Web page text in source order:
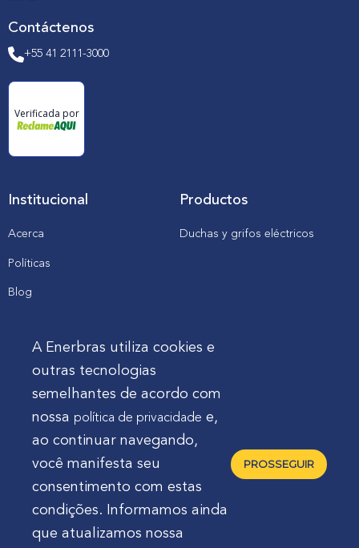
Contáctenos
+55 41 2111-3000
Verificada por
Institucional
Acerca
Políticas
Blog
Productos
Duchas y grifos eléctricos
Cliente
Enerbras en mi tienda
A Enerbras utiliza cookies e
outras tecnologias
semelhantes de acordo com
nossa política de privacidade e,
ao continuar navegando,
você manifesta seu
consentimento com estas
condições. Informamos ainda
que atualizamos nossa
PROSSEGUIR